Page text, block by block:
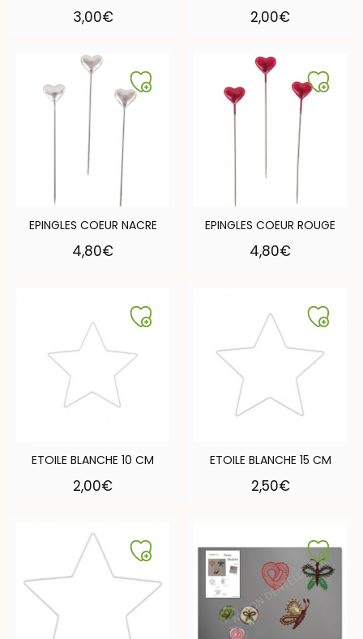
3,00€ 2,00€
EPINGLES COEUR NACRE
4,80€
EPINGLES COEUR ROUGE
4,80€
ETOILE BLANCHE 10 CM
2,00€
ETOILE BLANCHE 15 CM
2,50€